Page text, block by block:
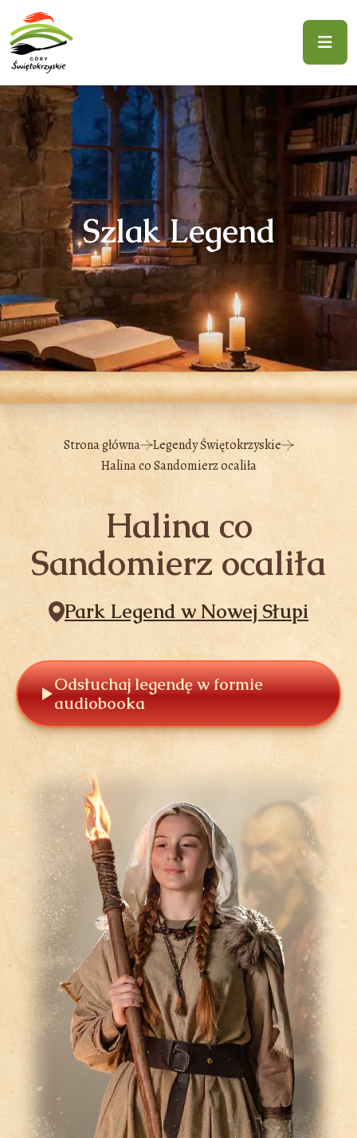
Szlak Legend
Strona główna
Legendy Świętokrzyskie
Halina co Sandomierz ocaliła
Halina co
Sandomierz ocaliła
Park Legend w Nowej Słupi
Odsłuchaj legendę w formie
audiobooka